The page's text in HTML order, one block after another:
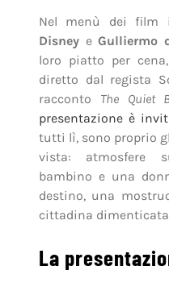
Nel menù dei film
DisneyeGulliermo
loro piatto per
diretto dal regista
racconto The Quiet
presentazione è
tutti lì, sono proprio
vista: atmosfere
bambino e una
destino, una
cittadina dimenticata
La